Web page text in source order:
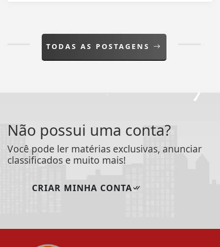
TODAS AS POSTAGENS
Não possui uma conta?
Você pode ler matérias exclusivas, anunciar
classificados e muito mais!
CRIAR MINHA CONTA